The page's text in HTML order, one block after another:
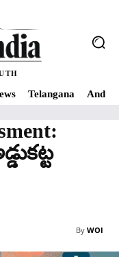
Telangana
అడ్డుకట్ట వేయాల్సిందే!
By WOI